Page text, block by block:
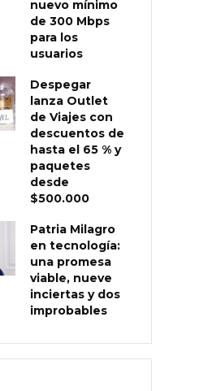
nuevo mínimo
de 300 Mbps
para los
usuarios
Despegar
lanza Outlet
de Viajes con
descuentos de
hasta el 65 % y
paquetes
desde
$500.000
Patria Milagro
en tecnología:
una promesa
viable, nueve
inciertas y dos
improbables